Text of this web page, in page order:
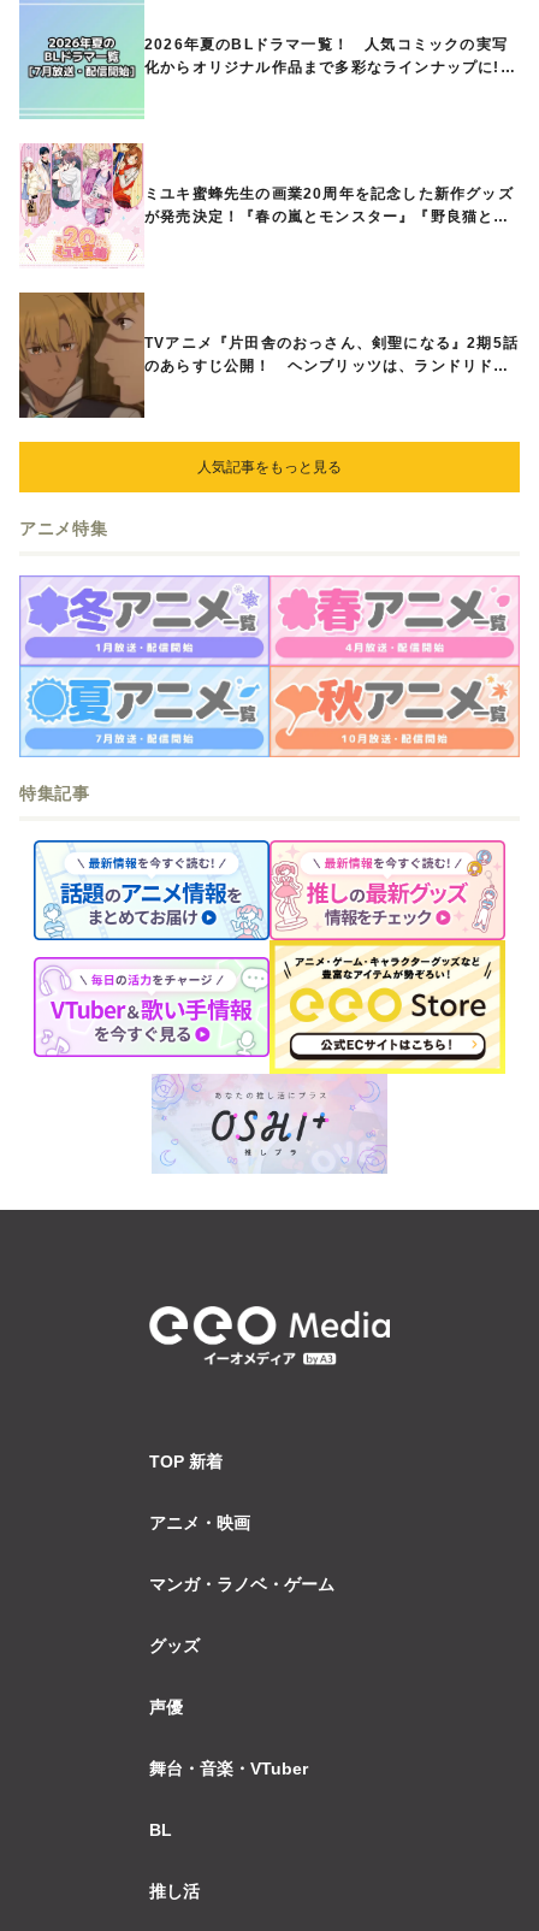
2026年夏のBLドラマ一覧！ 人気コミックの実写
化からオリジナル作品まで多彩なラインナップに!!
ミユキ蜜蜂先生の画業20周年を記念した新作グッズ
が発売決定！『春の嵐とモンスター』『野良猫と
TVアニメ『片田舎のおっさん、剣聖になる』2期5話
のあらすじ公開！ ヘンブリッツは、ランドリドに
人気記事をもっと見る
アニメ特集
特集記事
TOP 新着
アニメ・映画
マンガ・ラノベ・ゲーム
グッズ
声優
舞台・音楽・VTuber
BL
推し活